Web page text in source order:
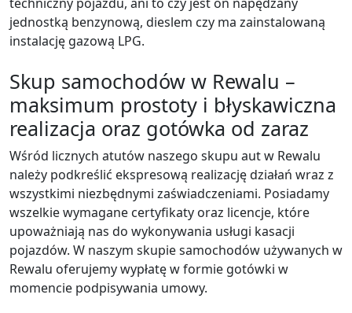
jednostką benzynową, dieslem czy ma zainstalowaną
instalację gazową LPG.
Skup samochodów w Rewalu –
maksimum prostoty i błyskawiczna
realizacja oraz gotówka od zaraz
Wśród licznych atutów naszego skupu aut w Rewalu
należy podkreślić ekspresową realizację działań wraz z
wszystkimi niezbędnymi zaświadczeniami. Posiadamy
wszelkie wymagane certyfikaty oraz licencje, które
upoważniają nas do wykonywania usługi kasacji
pojazdów. W naszym skupie samochodów używanych w
Rewalu oferujemy wypłatę w formie gotówki w
momencie podpisywania umowy.